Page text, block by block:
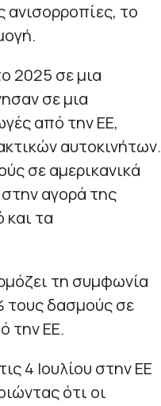
ανισορροπίες, το
2025 σε μια
σε μια
από την ΕΕ,
αυτοκινήτων.
σε αμερικανικά
αγορά της
και τα
τη συμφωνία
τους δασμούς σε
την ΕΕ.
4 Ιουλίου στην ΕΕ
ότι οι